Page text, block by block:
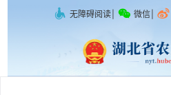
无障碍阅读 微信